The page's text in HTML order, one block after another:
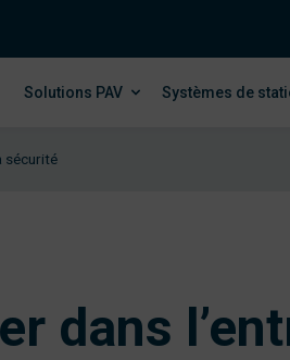
Solutions PAV Systèmes de
sécurité
dans